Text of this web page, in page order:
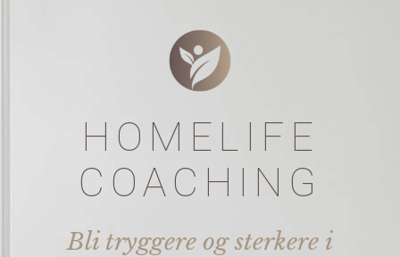
HOMELIFE
COACHING
Bli tryggere og sterkere i